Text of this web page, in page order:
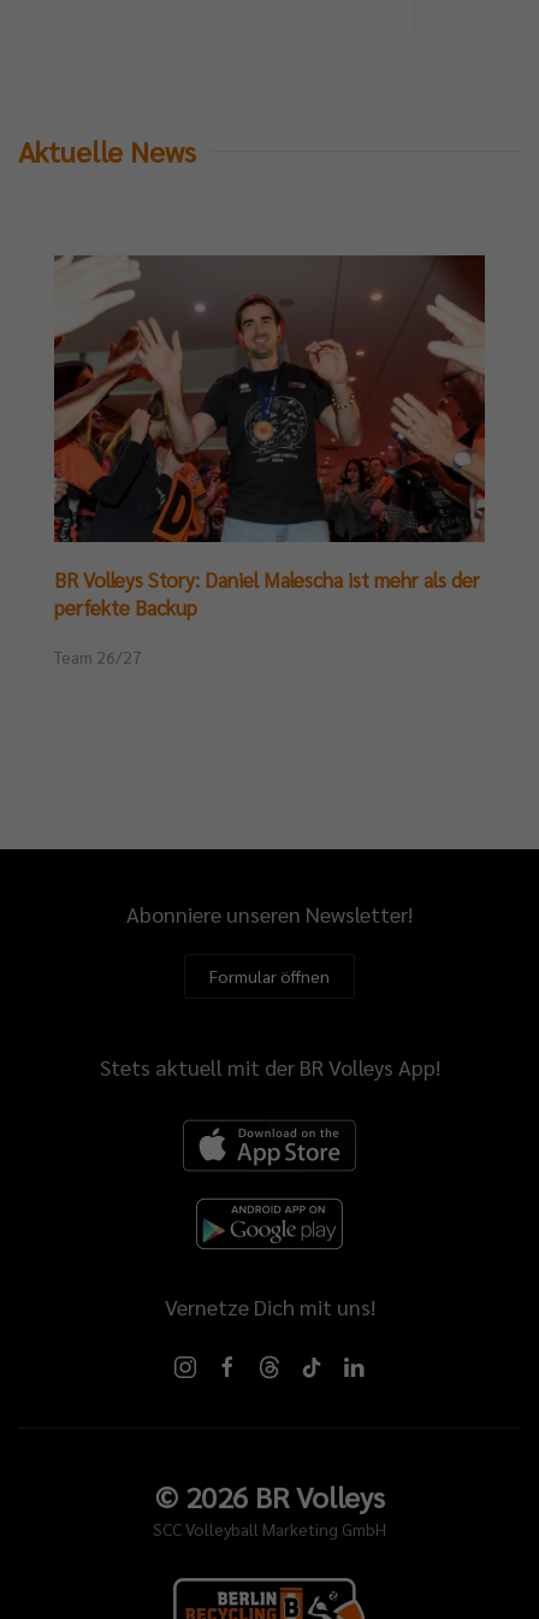
Aktuelle News
BR Volleys Story: Daniel Malescha ist mehr als der
perfekte Backup
Team 26/27
Abonniere unseren Newsletter!
Formular öffnen
Stets aktuell mit der BR Volleys App!
Vernetze Dich mit uns!
© 2026BR Volleys
SCC Volleyball Marketing GmbH